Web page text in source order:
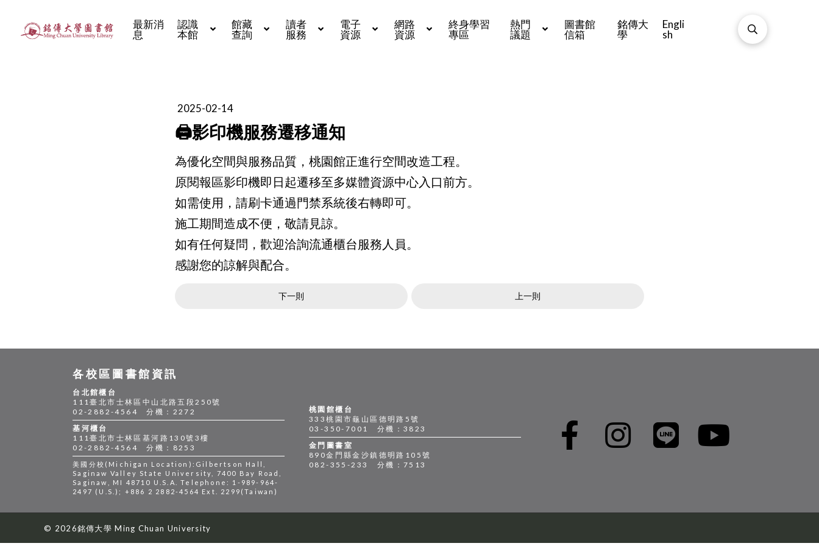
最新消
息
認識
本館
館藏
查詢
讀者
服務
電子
資源
網路
資源
終身學習
專區
熱門
議題
圖書館
信箱
銘傳大
學
Engli
sh
2025-02-14
🖨️影印機服務遷移通知
為優化空間與服務品質，桃園館正進行空間改造工程。
原閱報區影印機即日起遷移至多媒體資源中心入口前方。
如需使用，請刷卡通過門禁系統後右轉即可。
施工期間造成不便，敬請見諒。
如有任何疑問，歡迎洽詢流通櫃台服務人員。
感謝您的諒解與配合。
下一則 上一則
桃園館櫃台
333桃園市龜山區德明路5號
03-350-7001 分機：3823
金門圖書室
890金門縣金沙鎮德明路105號
082-355-233 分機：7513
各校區圖書館資訊
台北館櫃台
111臺北市士林區中山北路五段250號
02-2882-4564 分機：2272
基河櫃台
111臺北市士林區基河路130號3樓
02-2882-4564 分機：8253
美國分校(Michigan Location):Gilbertson Hall,
Saginaw Valley State University, 7400 Bay Road,
Saginaw, MI 48710 U.S.A. Telephone: 1-989-964-
2497 (U.S.); +886 2 2882-4564 Ext. 2299(Taiwan)
© 2026銘傳大學 Ming Chuan University